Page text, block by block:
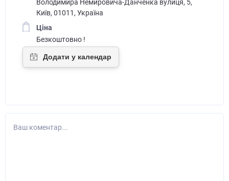
Володимира Немировича-Данченка вулиця, 5,
Київ, 01011, Україна
Ціна
Безкоштовно !
Ваш коментар...